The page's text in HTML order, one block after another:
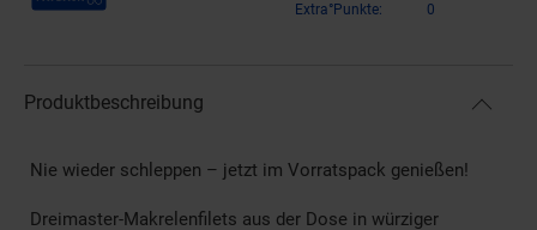
Extra°Punkte:
0
Produktbeschreibung
Nie wieder schleppen – jetzt im Vorratspack genießen!
Dreimaster-Makrelenfilets aus der Dose in würziger